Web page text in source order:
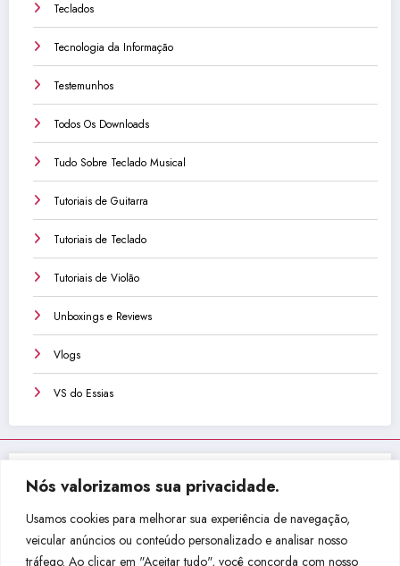
Nós valorizamos sua privacidade.
Usamos cookies para melhorar sua experiência de navegação,
veicular anúncios ou conteúdo personalizado e analisar nosso
tráfego. Ao clicar em "Aceitar tudo", você concorda com nosso
Teclados
Tecnologia da Informação
Testemunhos
Todos Os Downloads
Tudo Sobre Teclado Musical
Tutoriais de Guitarra
Tutoriais de Teclado
Tutoriais de Violão
Unboxings e Reviews
Vlogs
VS do Essias
Não perca isso!